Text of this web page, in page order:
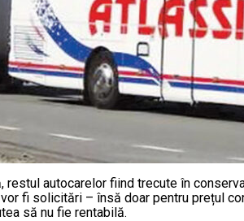
autocarelor fiind trecute în
fi solicitări – însă doar pentru prețul
să nu fie rentabilă.